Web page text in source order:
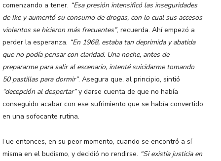
comenzando a tener. “Esa presión intensificó las inseguridades
de Ike y aumentó su consumo de drogas, con lo cual sus accesos
violentos se hicieron más frecuentes”, recuerda. Ahí empezó a
perder la esperanza. “En 1968, estaba tan deprimida y abatida
que no podía pensar con claridad. Una noche, antes de
prepararme para salir al escenario, intenté suicidarme tomando
50 pastillas para dormir”. Asegura que, al principio, sintió
“decepción al despertar”y darse cuenta de que no había
conseguido acabar con ese sufrimiento que se había convertido
en una sofocante rutina.
Fue entonces, en su peor momento, cuando se encontró a sí
misma en el budismo, y decidió no rendirse. “Si existía justicia en